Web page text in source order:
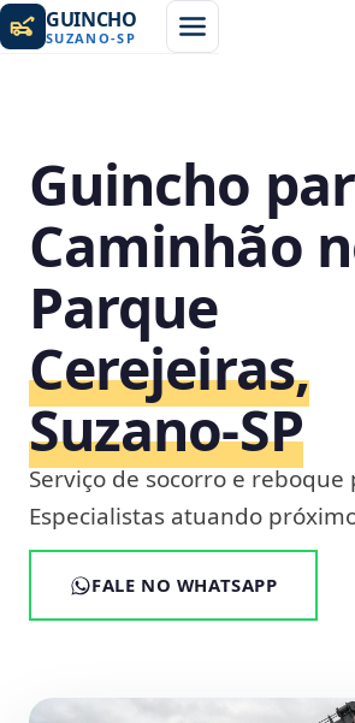
GUINCHO
SUZANO-SP
Guincho
Caminhão
Parque
Cerejeiras,
Suzano‑SP
Serviço de socorro e reboque
Especialistas atuando
FALE NO WHATSAPP